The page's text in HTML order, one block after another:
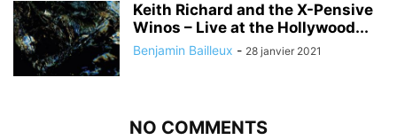
Keith Richard and the X-Pensive
Winos – Live at the Hollywood...
Benjamin Bailleux - 28 janvier 2021
NO COMMENTS